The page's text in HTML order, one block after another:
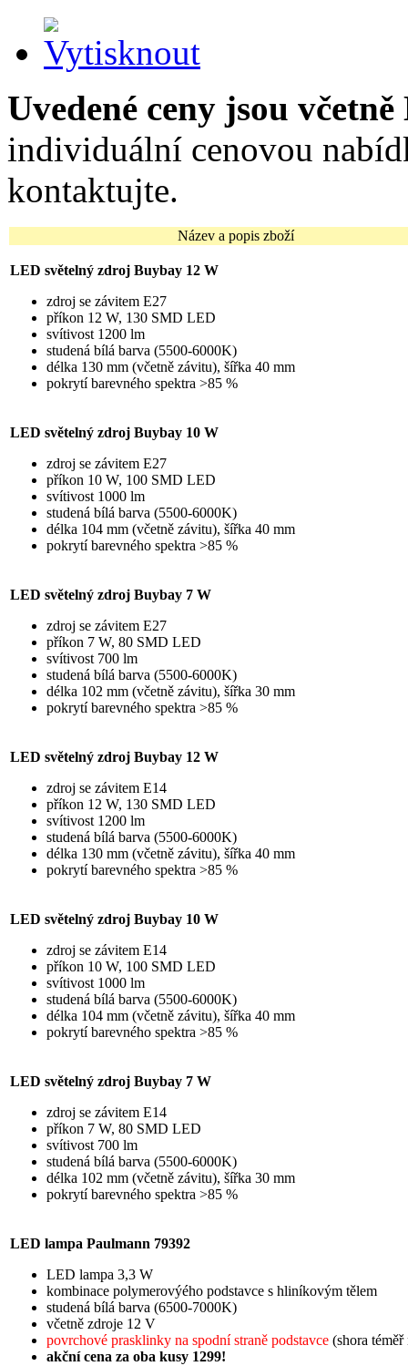
Uvedené ceny jsou včetně
individuální cenovou
kontaktujte.
Název a popis zboží
LED světelný zdroj Buybay 12 W
zdroj se závitem E27
příkon 12 W, 130 SMD LED
svítivost 1200 lm
studená bílá barva (5500-6000K)
délka 130 mm (včetně závitu), šířka 40 mm
pokrytí barevného spektra >85 %
LED světelný zdroj Buybay 10 W
zdroj se závitem E27
příkon 10 W, 100 SMD LED
svítivost 1000 lm
studená bílá barva (5500-6000K)
délka 104 mm (včetně závitu), šířka 40 mm
pokrytí barevného spektra >85 %
LED světelný zdroj Buybay 7 W
zdroj se závitem E27
příkon 7 W, 80 SMD LED
svítivost 700 lm
studená bílá barva (5500-6000K)
délka 102 mm (včetně závitu), šířka 30 mm
pokrytí barevného spektra >85 %
LED světelný zdroj Buybay 12 W
zdroj se závitem E14
příkon 12 W, 130 SMD LED
svítivost 1200 lm
studená bílá barva (5500-6000K)
délka 130 mm (včetně závitu), šířka 40 mm
pokrytí barevného spektra >85 %
LED světelný zdroj Buybay 10 W
zdroj se závitem E14
příkon 10 W, 100 SMD LED
svítivost 1000 lm
studená bílá barva (5500-6000K)
délka 104 mm (včetně závitu), šířka 40 mm
pokrytí barevného spektra >85 %
LED světelný zdroj Buybay 7 W
zdroj se závitem E14
příkon 7 W, 80 SMD LED
svítivost 700 lm
studená bílá barva (5500-6000K)
délka 102 mm (včetně závitu), šířka 30 mm
pokrytí barevného spektra >85 %
LED lampa Paulmann 79392
LED lampa 3,3 W
kombinace polymerovýého podstavce s hliníkovým tělem
studená bílá barva (6500-7000K)
včetně zdroje 12 V
povrchové prasklinky na spodní straně podstavce (shora téměř
akční cena za oba kusy 1299!